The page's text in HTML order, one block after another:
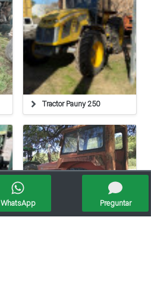
Tractor Pauny 250
WhatsApp Preguntar